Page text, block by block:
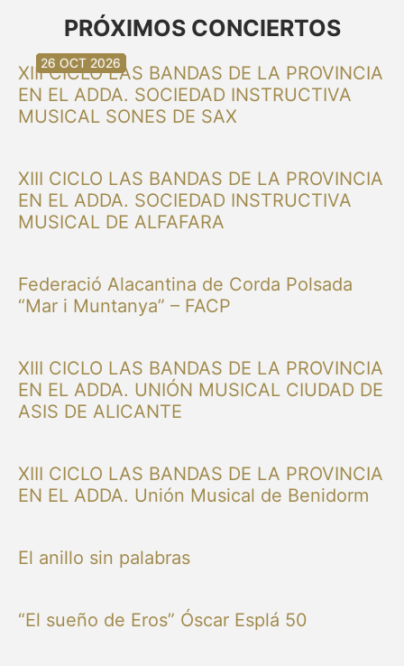
PRÓXIMOS CONCIERTOS
XIII CICLO LAS BANDAS DE LA PROVINCIA
EN EL ADDA. SOCIEDAD INSTRUCTIVA
MUSICAL SONES DE SAX
30 AGO 2026
XIII CICLO LAS BANDAS DE LA PROVINCIA
EN EL ADDA. SOCIEDAD INSTRUCTIVA
MUSICAL DE ALFAFARA
30 AGO 2026
Federació Alacantina de Corda Polsada
“Mar i Muntanya” – FACP
13 SEP 2026
XIII CICLO LAS BANDAS DE LA PROVINCIA
EN EL ADDA. UNIÓN MUSICAL CIUDAD DE
ASIS DE ALICANTE
20 SEP 2026
XIII CICLO LAS BANDAS DE LA PROVINCIA
EN EL ADDA. Unión Musical de Benidorm
20 SEP 2026
El anillo sin palabras
26 SEP 2026
“El sueño de Eros” Óscar Esplá 50
03 OCT 2026
16 OCT 2026
26 OCT 2026